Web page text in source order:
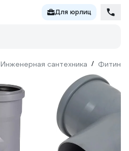
Для юрлиц
Инженерная сантехника / Фитинги